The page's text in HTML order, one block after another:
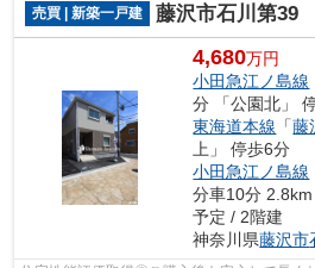
売買 | 新築一戸建 藤沢市石川第
4,680万円
小田急江ノ島線
分 「公園北」
東海道本線 「藤
上」 停歩6分
小田急江ノ島線
分車10分 2.8km
予定 / 2階建
神奈川県藤沢市